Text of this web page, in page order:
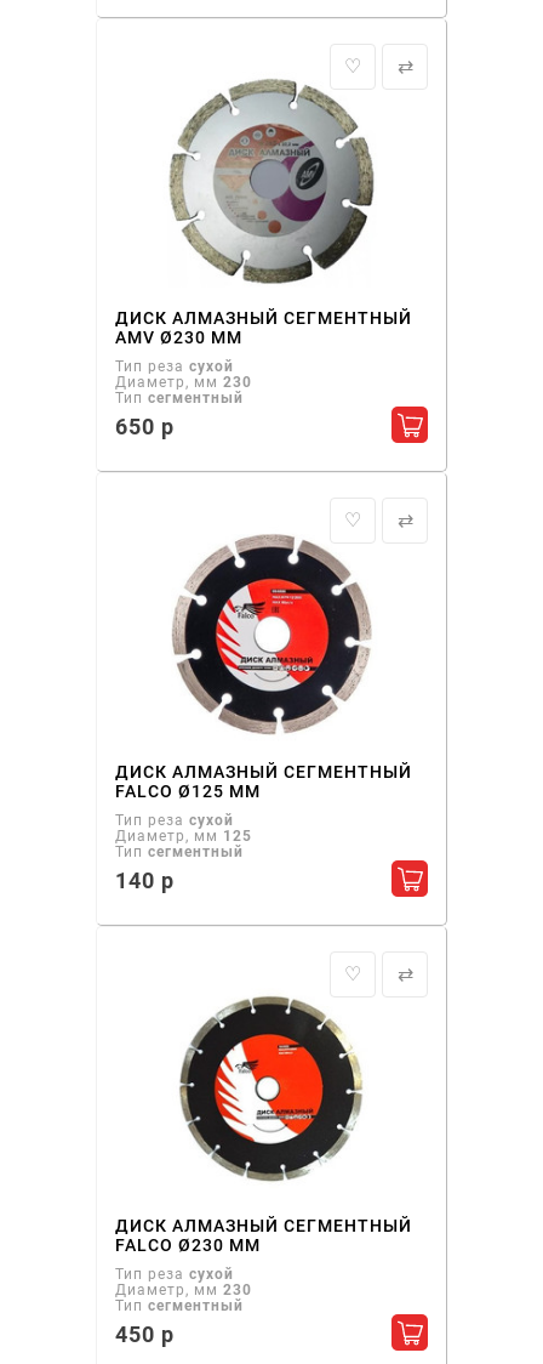
♡ ⇄
ДИСК АЛМАЗНЫЙ СЕГМЕНТНЫЙ
AMV Ø230 ММ
Тип реза сухой
Диаметр, мм 230
Тип сегментный
650 р Добавить в
♡ ⇄
ДИСК АЛМАЗНЫЙ СЕГМЕНТНЫЙ
FALCO Ø125 ММ
Тип реза сухой
Диаметр, мм 125
Тип сегментный
140 р Добавить в
♡ ⇄
ДИСК АЛМАЗНЫЙ СЕГМЕНТНЫЙ
FALCO Ø230 ММ
Тип реза сухой
Диаметр, мм 230
Тип сегментный
450 р Добавить в